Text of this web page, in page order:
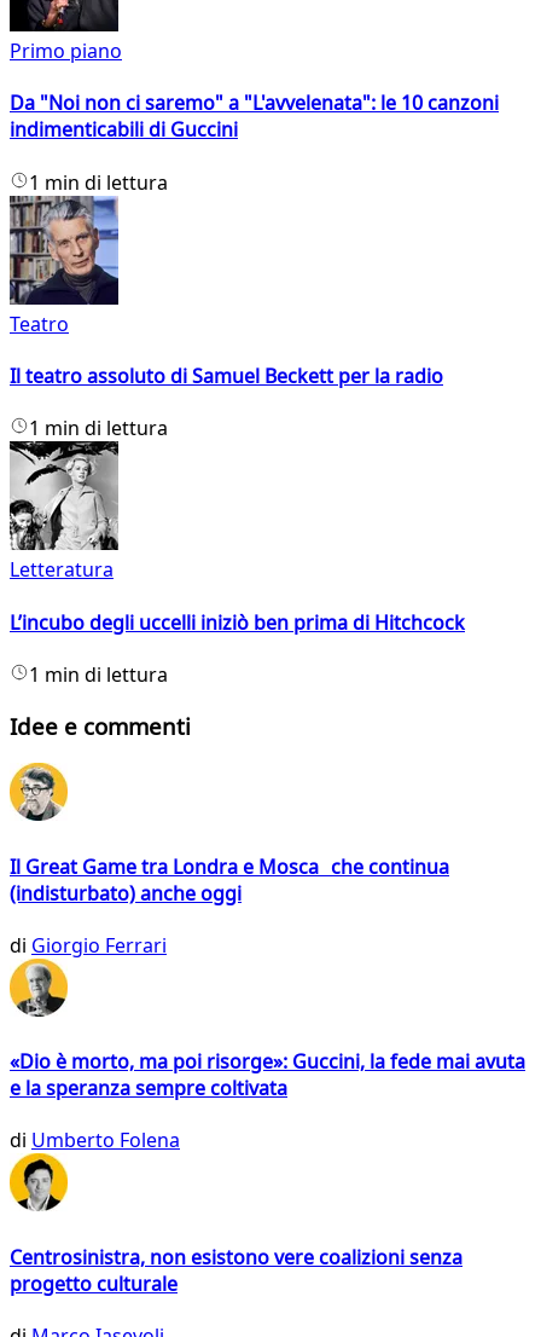
Primo piano
Da "Noi non ci saremo" a "L'avvelenata": le 10 canzoni
indimenticabili di Guccini
1 min di lettura
Teatro
Il teatro assoluto di Samuel Beckett per la radio
1 min di lettura
Letteratura
L’incubo degli uccelli iniziò ben prima di Hitchcock
1 min di lettura
Idee e commenti
Il Great Game tra Londra e Mosca che continua
(indisturbato) anche oggi
di Giorgio Ferrari
«Dio è morto, ma poi risorge»: Guccini, la fede mai avuta
e la speranza sempre coltivata
di Umberto Folena
Centrosinistra, non esistono vere coalizioni senza
progetto culturale